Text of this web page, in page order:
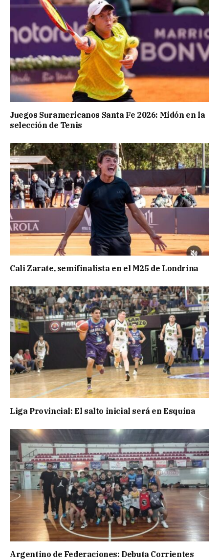
Juegos Suramericanos Santa Fe 2026: Midón en la
selección de Tenis
Cali Zarate, semifinalista en el M25 de Londrina
Liga Provincial: El salto inicial será en Esquina
Argentino de Federaciones: Debuta Corrientes